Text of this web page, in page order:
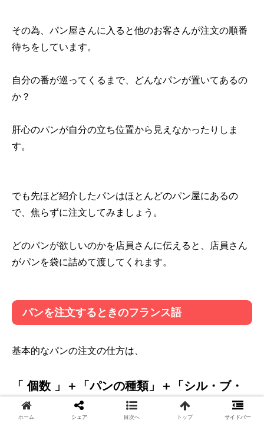
その為、パン屋さんに入ると他のお客さんが注文の順番
待ちをしています。
自分の番が巡ってくるまで、どんなパンが置いてあるの
か？
肝心のパンが自分の立ち位置から見えなかったりしま
す。
でも先ほど紹介したパンはほとんどのパン屋にあるの
で、焦らずに注文してみましょう。
どのパンが欲しいのかを店員さんに伝えると、店員さん
がパンを袋に詰めて渡してくれます。
パンを注文するときのフランス語
基本的なパンの注文の仕方は、
「 個数 」＋「パンの種類」＋「シル・ブ・
プレ(お願いします)」
ホーム シェア 目次へ トップ サイドバー